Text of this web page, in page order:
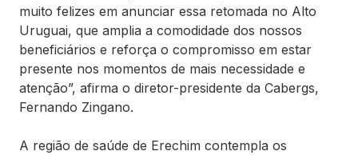
muito felizes em anunciar essa retomada no Alto
Uruguai, que amplia a comodidade dos nossos
beneficiários e reforça o compromisso em estar
presente nos momentos de mais necessidade e
atenção”, afirma o diretor-presidente da Cabergs,
Fernando Zingano.
A região de saúde de Erechim contempla os